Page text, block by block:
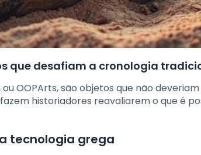
que desafiam a cronologia
OOPArts, são objetos que não
historiadores reavaliarem o que é
tecnologia grega